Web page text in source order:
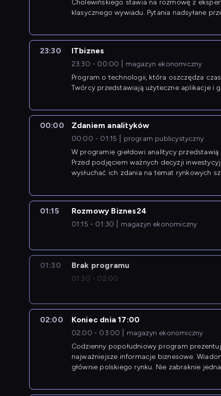
Cholewińskiego stawia na rozmowę z
klasycznego wywiadu. Pytania nadsyłane
23:30 ITbiznes
23:30 - 00:00
magazyn ekonomiczny
Program o technologii, która oszczędza
Twórcy przedstawiają użyteczne aplikacje i
00:00 Zdaniem analityków
00:00 - 01:15
program publicystyczny
W programie giełdowi analitycy
Przed podjęciem ważnych decyzji
wysłuchać ich zdania na temat rynkowych
01:15 Rozmowy Biznes24
01:15 - 01:30 magazyn ekonomiczny
01:30 Brak programu
01:30 - 02:00
02:00 Koniec dnia 17:00
02:00 - 03:00
magazyn ekonomiczny
Codzienny popołudniowy program
najważniejsze informacje biznesowe.
głównie polskiego rynku. Nie zabraknie